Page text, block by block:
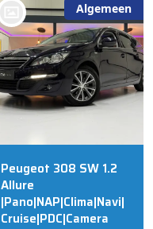
Algemeen
Peugeot 308 SW 1.2
Allure
|Pano|NAP|Clima|Navi|
Cruise|PDC|Camera